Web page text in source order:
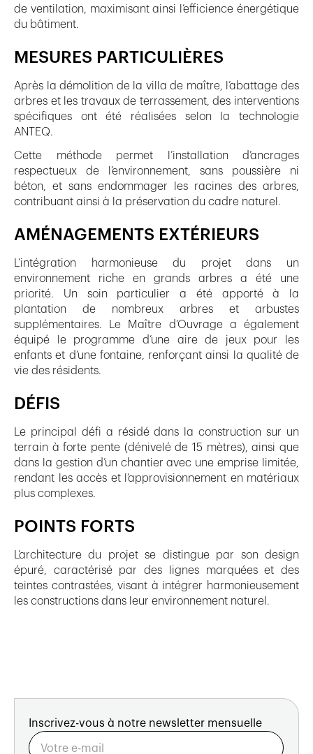
de ventilation, maximisant ainsi l’efficience énergétique
du bâtiment.
MESURES PARTICULIÈRES
Après la démolition de la villa de maître, l’abattage des
arbres et les travaux de terrassement, des interventions
spécifiques ont été réalisées selon la technologie
ANTEQ.
Cette méthode permet l’installation d’ancrages
respectueux de l’environnement, sans poussière ni
béton, et sans endommager les racines des arbres,
contribuant ainsi à la préservation du cadre naturel.
AMÉNAGEMENTS EXTÉRIEURS
L’intégration harmonieuse du projet dans un
environnement riche en grands arbres a été une
priorité. Un soin particulier a été apporté à la
plantation de nombreux arbres et arbustes
supplémentaires. Le Maître d’Ouvrage a également
équipé le programme d’une aire de jeux pour les
enfants et d’une fontaine, renforçant ainsi la qualité de
vie des résidents.
DÉFIS
Le principal défi a résidé dans la construction sur un
terrain à forte pente (dénivelé de 15 mètres), ainsi que
dans la gestion d’un chantier avec une emprise limitée,
rendant les accès et l’approvisionnement en matériaux
plus complexes.
POINTS FORTS
L’architecture du projet se distingue par son design
épuré, caractérisé par des lignes marquées et des
teintes contrastées, visant à intégrer harmonieusement
les constructions dans leur environnement naturel.
Inscrivez-vous à notre newsletter mensuelle